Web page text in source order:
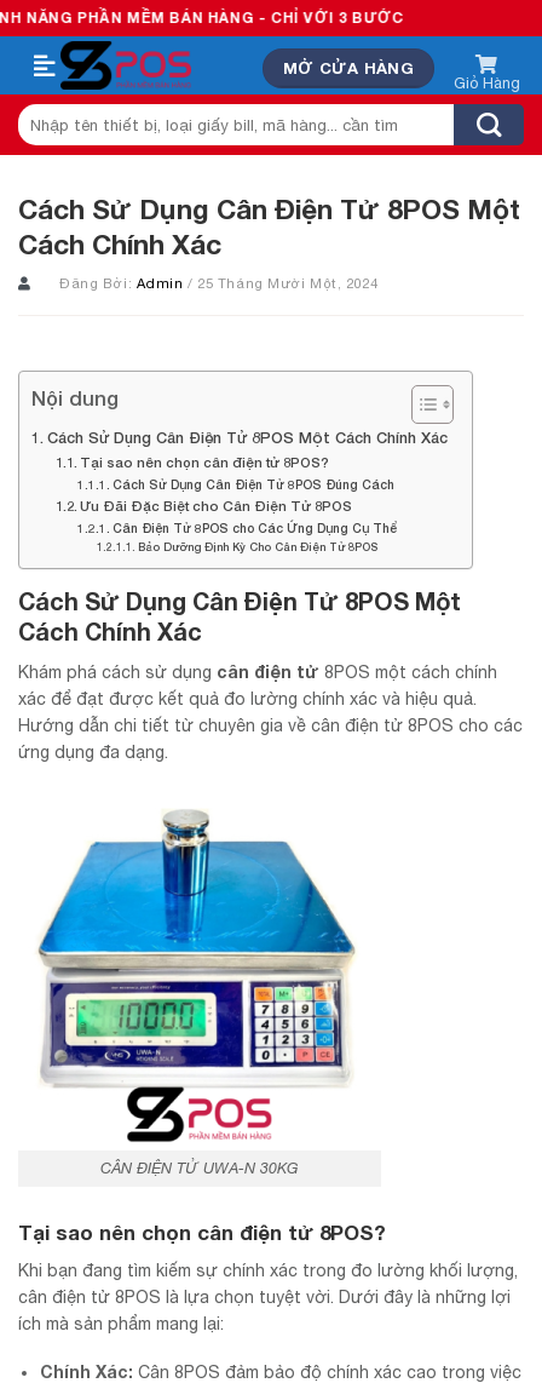
Skip
to
content
MỀM BÁN HÀNG - CHỈ VỚI 3 BƯỚC
MỞ CỬA HÀNG
Tìm
kiếm:
Cách Sử Dụng Cân Điện Tử 8POS Một
Cách Chính Xác
Đăng Bởi: Admin/ 25 Tháng Mười Một, 2024
Nội dung
Cách Sử Dụng Cân Điện Tử 8POS Một Cách Chính Xác
Tại sao nên chọn cân điện tử 8POS?
Cách Sử Dụng Cân Điện Tử 8POS Đúng Cách
Ưu Đãi Đặc Biệt cho Cân Điện Tử 8POS
Cân Điện Tử 8POS cho Các Ứng Dụng Cụ Thể
Bảo Dưỡng Định Kỳ Cho Cân Điện Tử 8POS
Cách Sử Dụng Cân Điện Tử 8POS Một
Cách Chính Xác
Khám phá cách sử dụng cân điện tử 8POS một cách chính
xác để đạt được kết quả đo lường chính xác và hiệu quả.
Hướng dẫn chi tiết từ chuyên gia về cân điện tử 8POS cho các
ứng dụng đa dạng.
CÂN ĐIỆN TỬ UWA-N 30KG
Tại sao nên chọn cân điện tử 8POS?
Khi bạn đang tìm kiếm sự chính xác trong đo lường khối lượng,
cân điện tử 8POS là lựa chọn tuyệt vời. Dưới đây là những lợi
ích mà sản phẩm mang lại:
Chính Xác: Cân 8POS đảm bảo độ chính xác cao trong việc